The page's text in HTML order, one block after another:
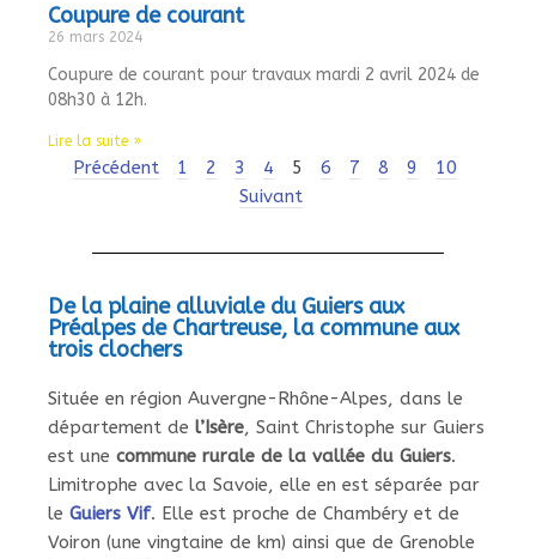
Coupure de courant
26 mars 2024
Coupure de courant pour travaux mardi 2 avril 2024 de
08h30 à 12h.
Lire la suite »
Précédent 1 2 3 4 5 6 7 8 9
10
Suivant
De la plaine alluviale du Guiers aux
Préalpes de Chartreuse, la commune aux
trois clochers
Située en région Auvergne-Rhône-Alpes, dans le
département de l’Isère, Saint Christophe sur Guiers
est une commune rurale de la vallée du Guiers.
Limitrophe avec la Savoie, elle en est séparée par
le Guiers Vif. Elle est proche de Chambéry et de
Voiron (une vingtaine de km) ainsi que de Grenoble